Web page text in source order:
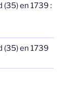
(35) en 1739 :
(35) en 1739